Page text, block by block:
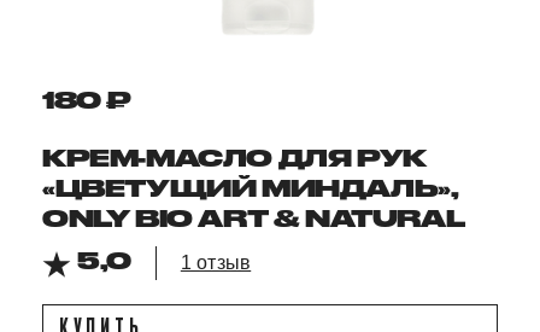
180 ₽
КРЕМ-МАСЛО ДЛЯ РУК
«ЦВЕТУЩИЙ МИНДАЛЬ»,
ONLY BIO ART & NATURAL
5,0
1 отзыв